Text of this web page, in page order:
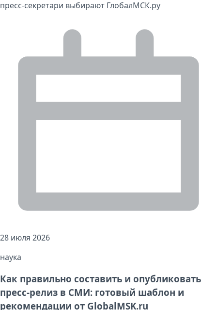
28 июля 2026
наука
Как правильно составить и опубликовать
пресс-релиз в СМИ: готовый шаблон и
рекомендации от GlobalMSK.ru